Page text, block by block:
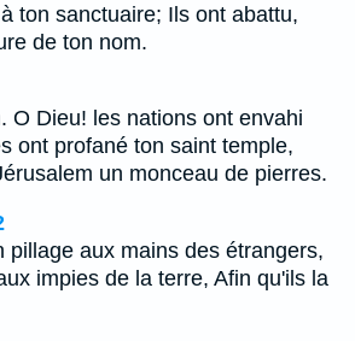
ton sanctuaire; Ils ont abattu,
de ton nom.
O Dieu! les nations ont envahi
ont profané ton saint temple,
un monceau de pierres.
pillage aux mains des étrangers,
impies de la terre, Afin qu'ils la